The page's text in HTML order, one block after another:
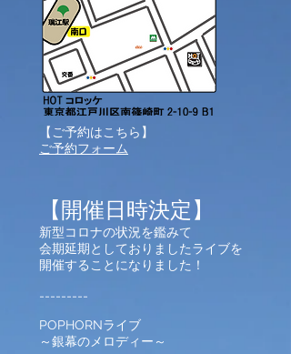
【ご予約はこちら】
ご予約フォーム
【開催日時決定】
新型コロナの状況を鑑みて
会期延期としておりましたライブを
開催することになりました！
​---------
POPHORNライブ
～銀幕のメロディー～